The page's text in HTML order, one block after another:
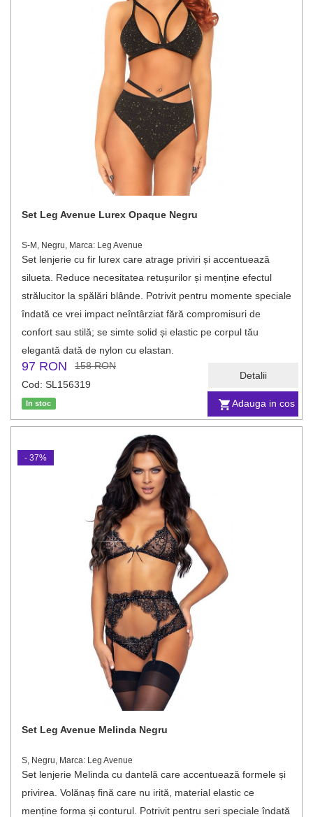
Adauga in cos
Detalii
Set Leg Avenue Lurex Opaque Negru
S-M, Negru, Marca: Leg Avenue
Set lenjerie cu fir lurex care atrage priviri și accentuează
silueta. Reduce necesitatea retușurilor și menține efectul
strălucitor la spălări blânde. Potrivit pentru momente speciale
îndată ce vrei impact neîntârziat fără compromisuri de
confort sau stilă; se simte solid și elastic pe corpul tău
elegantă dată de nylon cu elastan.
97 RON
158 RON
Cod: SL156319
In stoc
Set Leg Avenue Melinda Negru
S, Negru, Marca: Leg Avenue
Set lenjerie Melinda cu dantelă care accentuează formele și
privirea. Volănaș fină care nu irită, material elastic ce
menține forma și conturul. Potrivit pentru seri speciale îndată
- 37%